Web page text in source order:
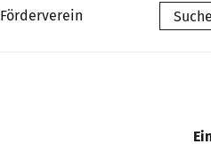
Förderverein
Suche